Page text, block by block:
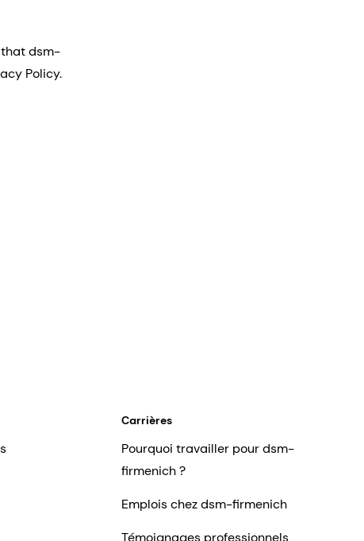
that dsm-
Policy.
Carrières
Pourquoi travailler pour dsm-
firmenich ?
Emplois chez dsm-firmenich
Témoignages professionnels